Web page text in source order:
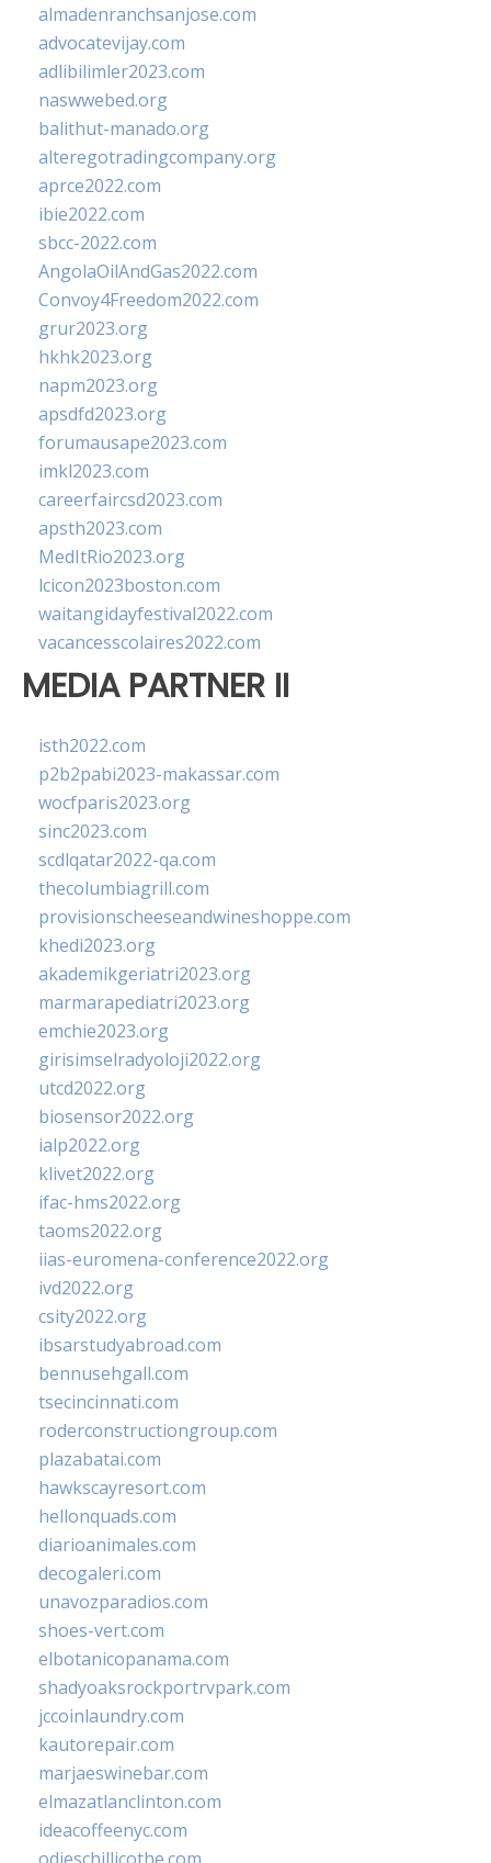
almadenranchsanjose.com
advocatevijay.com
adlibilimler2023.com
naswwebed.org
balithut-manado.org
alteregotradingcompany.org
aprce2022.com
ibie2022.com
sbcc-2022.com
AngolaOilAndGas2022.com
Convoy4Freedom2022.com
grur2023.org
hkhk2023.org
napm2023.org
apsdfd2023.org
forumausape2023.com
imkl2023.com
careerfaircsd2023.com
apsth2023.com
MedItRio2023.org
lcicon2023boston.com
waitangidayfestival2022.com
vacancesscolaires2022.com
MEDIA PARTNER II
isth2022.com
p2b2pabi2023-makassar.com
wocfparis2023.org
sinc2023.com
scdlqatar2022-qa.com
thecolumbiagrill.com
provisionscheeseandwineshoppe.com
khedi2023.org
akademikgeriatri2023.org
marmarapediatri2023.org
emchie2023.org
girisimselradyoloji2022.org
utcd2022.org
biosensor2022.org
ialp2022.org
klivet2022.org
ifac-hms2022.org
taoms2022.org
iias-euromena-conference2022.org
ivd2022.org
csity2022.org
ibsarstudyabroad.com
bennusehgall.com
tsecincinnati.com
roderconstructiongroup.com
plazabatai.com
hawkscayresort.com
hellonquads.com
diarioanimales.com
decogaleri.com
unavozparadios.com
shoes-vert.com
elbotanicopanama.com
shadyoaksrockportrvpark.com
jccoinlaundry.com
kautorepair.com
marjaeswinebar.com
elmazatlanclinton.com
ideacoffeenyc.com